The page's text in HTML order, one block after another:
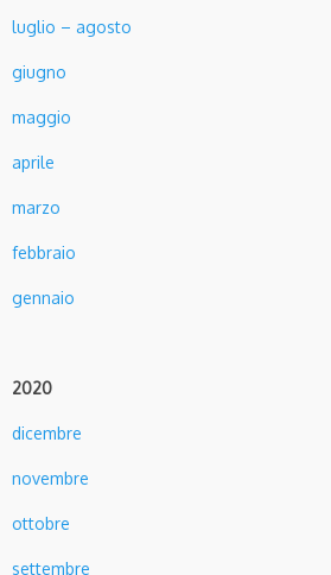
luglio – agosto
giugno
maggio
aprile
marzo
febbraio
gennaio
2020
dicembre
novembre
ottobre
settembre